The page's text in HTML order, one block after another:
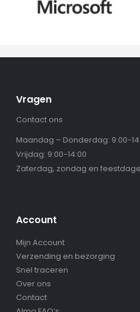
Vragen
Contact ons
Maandag – Donderdag: 9:00-
Vrijdag: 9:00-14:00
Zaterdag, zondag en
Account
Mijn Account
Verzending en bezorging
Snel traceren
Over ons
Contact